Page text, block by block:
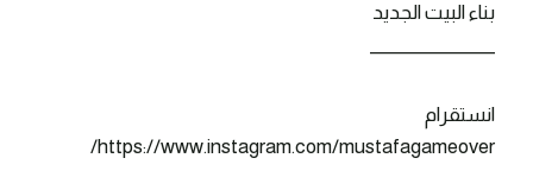
بناء البيت الجديد
انستقرام
https://www.instagram.com/mustafagameover/